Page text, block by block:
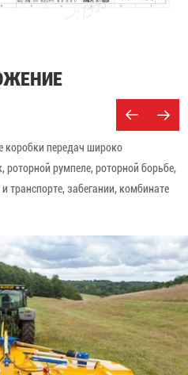
коробки передач широко
роторной румпеле, роторной борьбе,
транспорте, забегании, комбинате